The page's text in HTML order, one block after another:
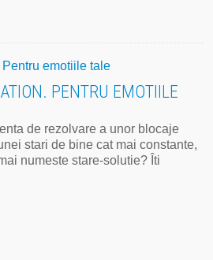
PENTRU EMOTIILE
de rezolvare a unor blocaje
stari de bine cat mai constante,
numeste stare-solutie? Îti